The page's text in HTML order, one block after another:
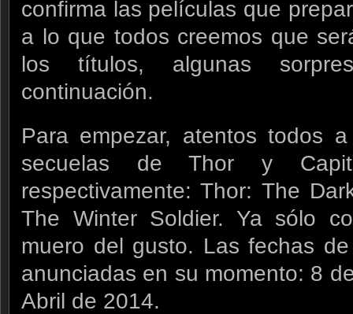
confirma las películas que
a lo que todos creemos que
los títulos, algunas
continuación.
Para empezar, atentos todos
secuelas de Thor y
respectivamente: Thor: The
The Winter Soldier. Ya sólo
muero del gusto. Las fechas
anunciadas en su momento: 8
Abril de 2014.